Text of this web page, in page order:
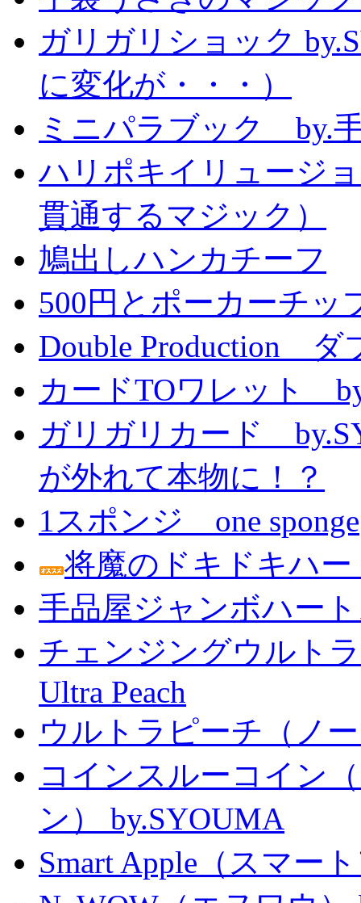
ガリガリショック
に変化が・・・）
ミニパラブック by.
ハリポキイリュージ
貫通するマジック）
鳩出しハンカチーフ
500円とポーカーチッ
Double Production ダ
カードTOワレット
ガリガリカード
が外れて本物に！？
1スポンジ one sponge
将魔のドキドキハ
手品屋ジャンボハー
チェンジングウルト
Ultra Peach
ウルトラピーチ（ノ
コインスルーコイン
ン） by.SYOUMA
Smart Apple（スマー